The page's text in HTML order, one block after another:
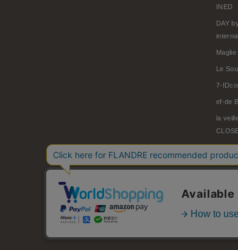
INED
DAY
Le
7-
ef-de
la
© FLANDRE CO., LTD.